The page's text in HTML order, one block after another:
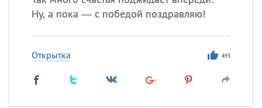
Ну, а пока — с победой поздравляю!
Открытка 493